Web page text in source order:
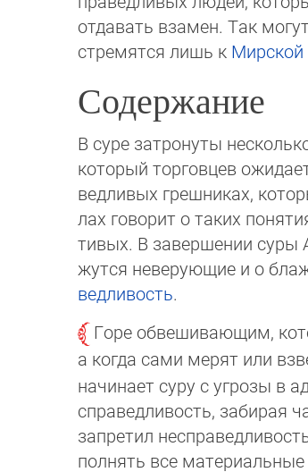
от­да­вать взамен. Так
стре­мят­ся лишь к
Содержание
В суре затронуты
который тор­говцев
вед­ливых грешниках,
лах го­во­рит о таких
ти­вых. В заверше­нии суры
жут­ся неверующие и о
вед­ли­вость.
Горе обвешивающим,
а когда сами мерят или
на­чи­на­ет суру с угрозы в
спра­вед­ли­вость, забирая
за­пре­тил
пол­нять все